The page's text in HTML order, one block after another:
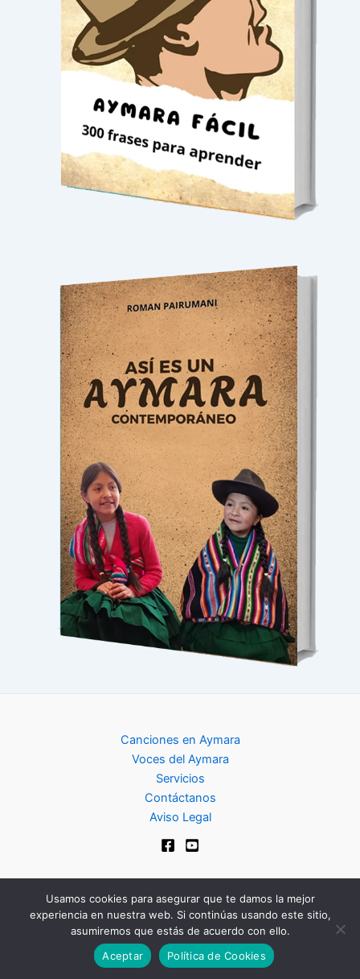
Canciones en Aymara
Voces del Aymara
Servicios
Contáctanos
Aviso Legal
Copyright © 2024 | Club de Aymara
Usamos cookies para asegurar que te damos la mejor
experiencia en nuestra web. Si continúas usando este sitio,
asumiremos que estás de acuerdo con ello.
Aceptar
Política de Cookies